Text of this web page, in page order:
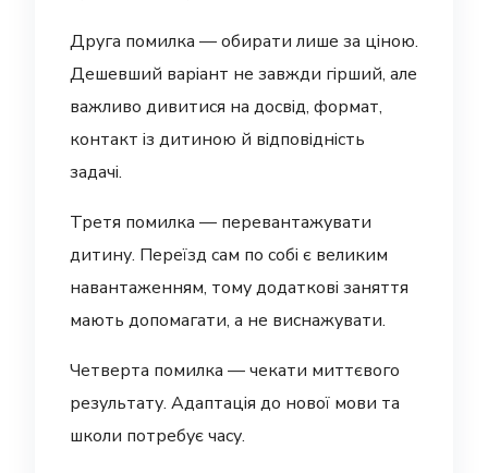
Друга помилка — обирати лише за ціною.
Дешевший варіант не завжди гірший, але
важливо дивитися на досвід, формат,
контакт із дитиною й відповідність
задачі.
Третя помилка — перевантажувати
дитину. Переїзд сам по собі є великим
навантаженням, тому додаткові заняття
мають допомагати, а не виснажувати.
Четверта помилка — чекати миттєвого
результату. Адаптація до нової мови та
школи потребує часу.